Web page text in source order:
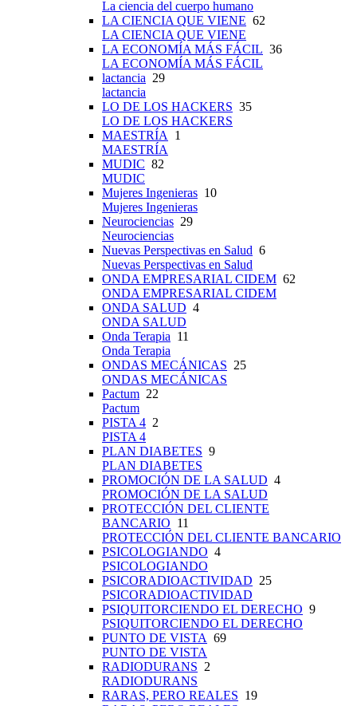
La ciencia del cuerpo humano
LA CIENCIA QUE VIENE 62
LA CIENCIA QUE VIENE
LA ECONOMÍA MÁS FÁCIL 36
LA ECONOMÍA MÁS FÁCIL
lactancia 29
lactancia
LO DE LOS HACKERS 35
LO DE LOS HACKERS
MAESTRÍA
1
MAESTRÍA
MUDIC 82
MUDIC
Mujeres Ingenieras 10
Mujeres Ingenieras
Neurociencias 29
Neurociencias
Nuevas Perspectivas en Salud 6
Nuevas Perspectivas en Salud
ONDA EMPRESARIAL CIDEM 62
ONDA EMPRESARIAL CIDEM
ONDA SALUD 4
ONDA SALUD
Onda Terapia 11
Onda Terapia
ONDAS MECÁNICAS 25
ONDAS MECÁNICAS
Pactum 22
Pactum
PISTA 4 2
PISTA 4
PLAN DIABETES 9
PLAN DIABETES
PROMOCIÓN DE LA SALUD 4
PROMOCIÓN DE LA SALUD
PROTECCIÓN DEL CLIENTE
BANCARIO 11
PROTECCIÓN DEL CLIENTE BANCARIO
PSICOLOGIANDO 4
PSICOLOGIANDO
PSICORADIOACTIVIDAD 25
PSICORADIOACTIVIDAD
PSIQUITORCIENDO EL DERECHO 9
PSIQUITORCIENDO EL DERECHO
PUNTO DE VISTA 69
PUNTO DE VISTA
RADIODURANS 2
RADIODURANS
RARAS, PERO REALES 19